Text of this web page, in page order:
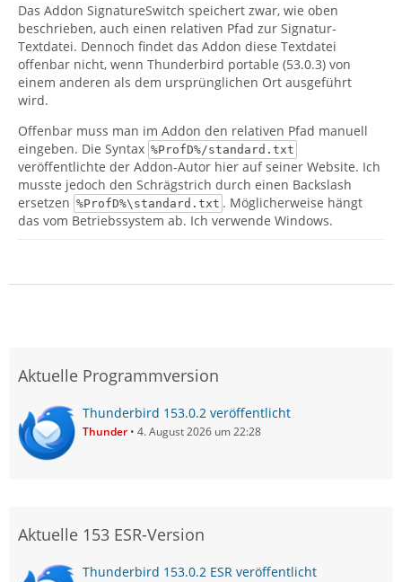
Das Addon SignatureSwitch speichert zwar, wie oben
beschrieben, auch einen relativen Pfad zur Signatur-
Textdatei. Dennoch findet das Addon diese Textdatei
offenbar nicht, wenn Thunderbird portable (53.0.3) von
einem anderen als dem ursprünglichen Ort ausgeführt
wird.
Offenbar muss man im Addon den relativen Pfad manuell
eingeben. Die Syntax %ProfD%/standard.txt
veröffentlichte der Addon-Autor hier auf seiner Website. Ich
musste jedoch den Schrägstrich durch einen Backslash
ersetzen %ProfD%\standard.txt . Möglicherweise hängt
das vom Betriebssystem ab. Ich verwende Windows.
Aktuelle Programmversion
Thunderbird 153.0.2 veröffentlicht
Thunder 4. August 2026 um 22:28
Aktuelle 153 ESR-Version
Thunderbird 153.0.2 ESR veröffentlicht